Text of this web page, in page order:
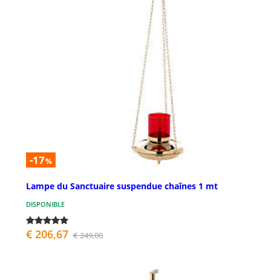
-17%
Lampe du Sanctuaire suspendue chaînes 1 mt
DISPONIBLE
€ 206,67 € 249,00